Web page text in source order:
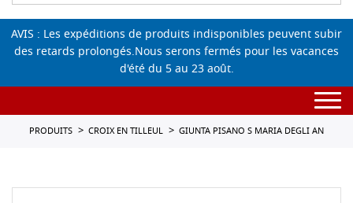
AVIS : Les expéditions de produits indisponibles peuvent subir
des retards prolongés.Nous serons fermés pour les vacances
d'été du 5 au 23 août.
PRODUITS CROIX EN TILLEUL GIUNTA PISANO S MARIA DEGLI AN